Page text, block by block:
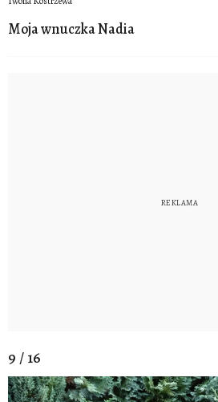
Moja wnuczka Nadia
9 / 16